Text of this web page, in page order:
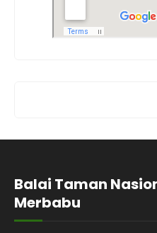
Balai Taman
Merbabu